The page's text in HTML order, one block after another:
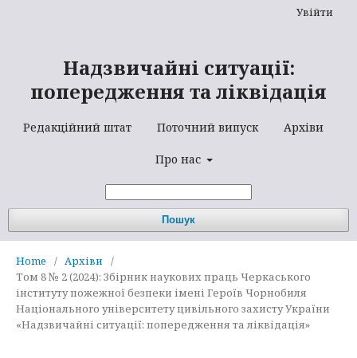
Надзвичайні ситуації:
попередження та ліквідація
Редакційний штат Поточний випуск Архіви
Про нас
Пошук
Увійти
Home / Архіви
/
Том 8 № 2 (2024): Збірник наукових праць Черкаського
інституту пожежної безпеки імені Героїв Чорнобиля
Національного університету цивільного захисту України
«Надзвичайні ситуації: попередження та ліквідація»